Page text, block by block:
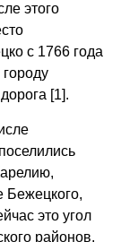
этого
с 1766 года
[1].
Бежецкого,
это угол
районов.